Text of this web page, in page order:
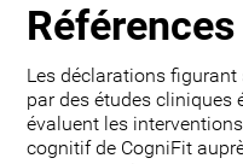
Les déclarations
par des études cliniques
évaluent les
cognitif de CogniFit